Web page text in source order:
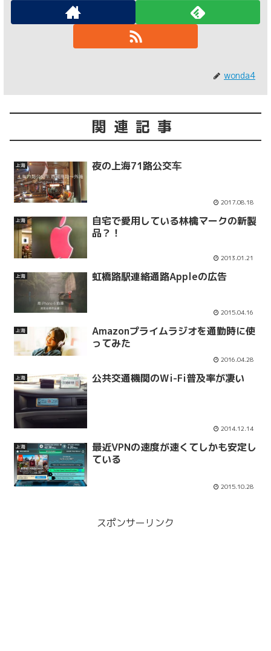
wonda4
関連記事
上海 夜の上海71路公交车
2017.08.18
上海
自宅で愛用している林檎マークの新製
品？！
2013.01.21
上海 虹橋路駅連絡通路Appleの広告
2015.04.16
上海
Amazonプライムラジオを通勤時に使
ってみた
2016.04.28
上海 公共交通機関のWi-Fi普及率が凄い
2014.12.14
上海
最近VPNの速度が速くてしかも安定し
ている
2015.10.28
スポンサーリンク